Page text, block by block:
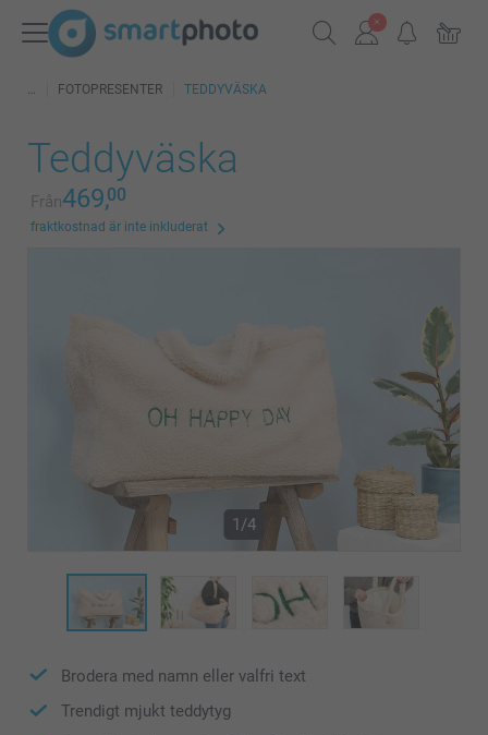
FOTOPRESENTER TEDDYVÄSKA
Teddyväska
Från469,00
fraktkostnad är inte inkluderat
1/4
Brodera med namn eller valfri text
Trendigt mjukt teddytyg